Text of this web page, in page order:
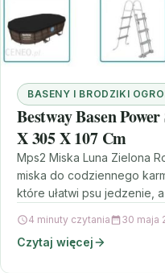
BASENY I BRODZIKI
Bestway Basen
X 305 X 107 Cm
Mps2 Miska Luna Zielona
miska do codziennego
które ułatwi psu jedzenie,
4 minuty czytania 30 maja
Czytaj więcej